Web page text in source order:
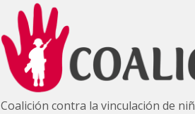
Coalición contra la vinculación de